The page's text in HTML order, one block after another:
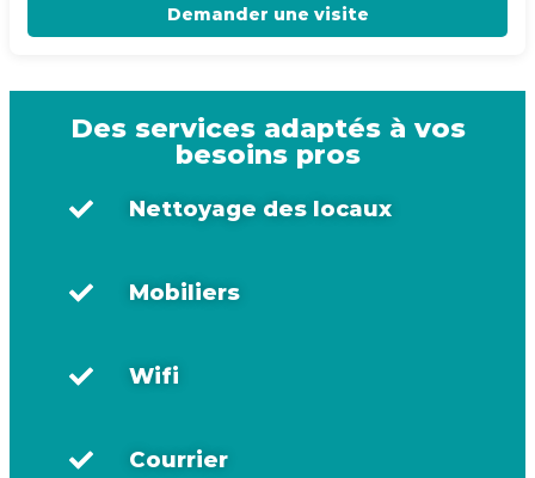
Demander une visite
Nettoyage des locaux
Mobiliers
Wifi
Courrier
Des services adaptés à vos
besoins pros